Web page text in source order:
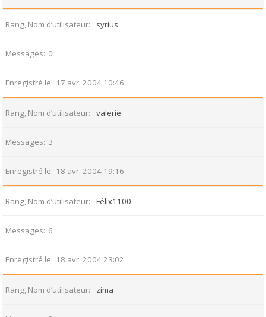
Rang, Nom d’utilisateur syrius
Messages 0
Enregistré le 17 avr. 2004 10:46
Rang, Nom d’utilisateur valerie
Messages 3
Enregistré le 18 avr. 2004 19:16
Rang, Nom d’utilisateur Félix1100
Messages 6
Enregistré le 18 avr. 2004 23:02
Rang, Nom d’utilisateur zima